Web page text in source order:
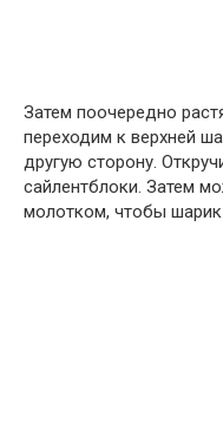
Затем поочередно
переходим к верхней
другую сторону.
сайлентблоки. Затем
молотком, чтобы шарик